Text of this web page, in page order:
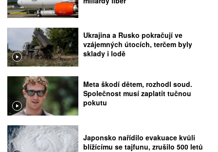
Ukrajina a Rusko pokračují ve
vzájemných útocích, terčem byly
sklady i lodě
Meta škodí dětem, rozhodl soud.
Společnost musí zaplatit tučnou
pokutu
Japonsko nařídilo evakuace kvůli
blížícímu se tajfunu, zrušilo 500 letů